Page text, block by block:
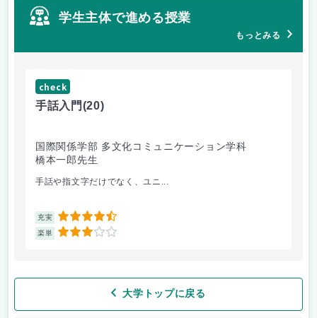
学生主体で進める授業
もっとみる
check
手話入門(20)
国際関係学部 多文化コミュニケーション学科
橋本一郎先生
手話や指文字だけでなく、ユニ...
充実 4.5
楽単 3
大学トップに戻る